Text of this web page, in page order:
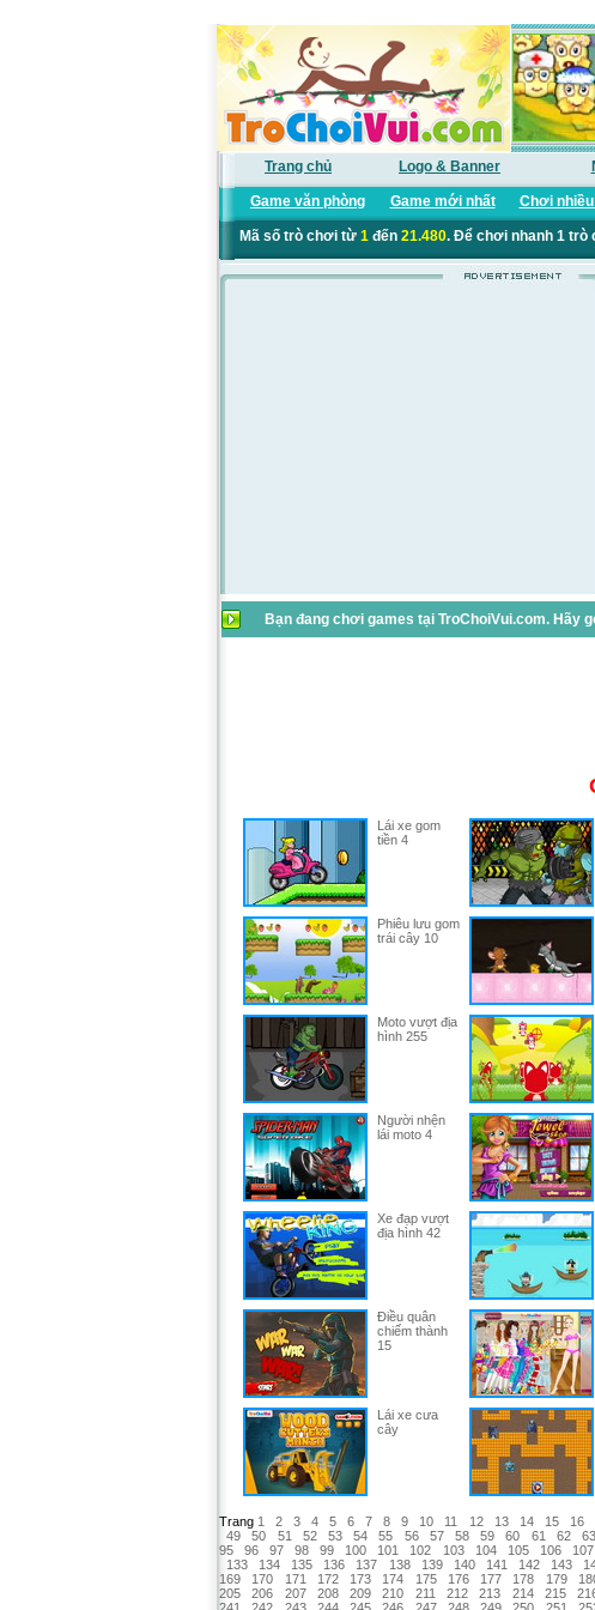
Trang chủ Logo & Banner
Game văn phòng
Game mới nhất Chơi
Mã số trò chơi từ 1đến 21.480. Để chơi nhanh 1 trò
Bạn đang chơi games tại TroChoiVui.com. Hãy
Lái xe gom
tiền 4
Phiêu lưu gom
trái cây 10
Moto vượt địa
hình 255
Người nhện
lái moto 4
Xe đạp vượt
địa hình 42
Điều quân
chiếm thành
15
Lái xe cưa
cây
Trang 1 2 3 4 5 6 7 8 9 10 11 12 13 14 15 16
49
50 51 52 53 54 55 56 57 58 59 60 61 62 63
95
96 97 98 99 100 101 102 103 104 105 106 107
133
134 135 136 137 138 139 140 141 142 143
169
170 171 172 173 174 175 176 177 178 179
205
206 207 208 209 210 211 212 213 214 215